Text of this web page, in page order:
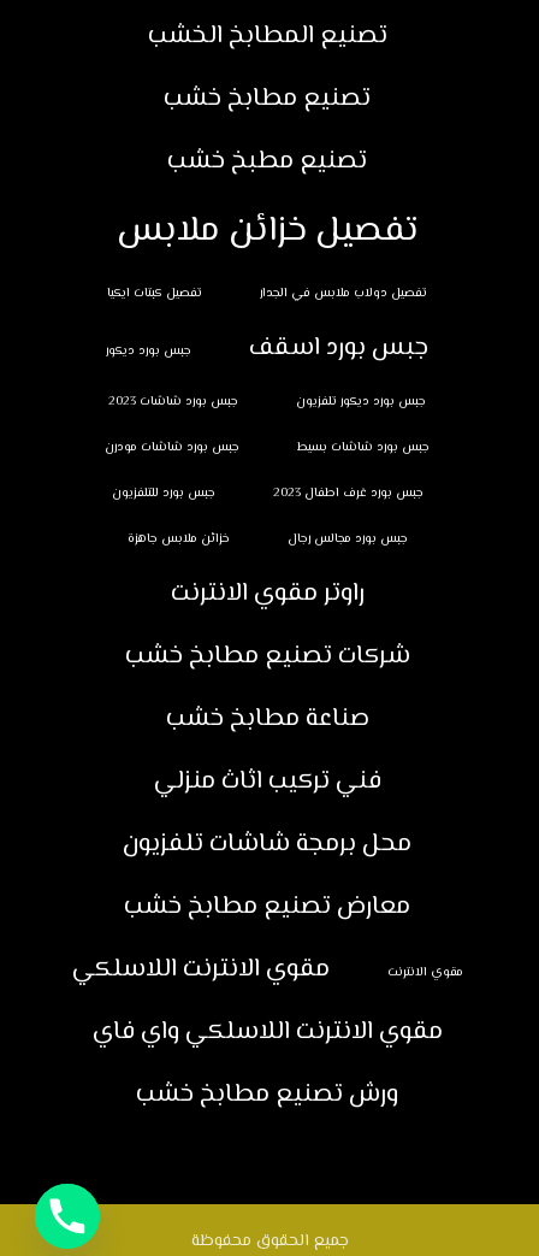
تصنيع المطابخ الخشب
تصنيع مطابخ خشب
تصنيع مطبخ خشب
تفصيل خزائن ملابس
تفصيل دولاب ملابس في الجدار تفصيل كبتات ايكيا
جبس بورد اسقف جبس بورد ديكور
جبس بورد ديكور تلفزيون جبس بورد شاشات 2023
جبس بورد شاشات بسيط جبس بورد شاشات مودرن
جبس بورد غرف اطفال 2023 جبس بورد للتلفزيون
جبس بورد مجالس رجال خزائن ملابس جاهزة
راوتر مقوي الانترنت
شركات تصنيع مطابخ خشب
صناعة مطابخ خشب
فني تركيب اثاث منزلي
محل برمجة شاشات تلفزيون
معارض تصنيع مطابخ خشب
مقوي الانترنت
مقوي الانترنت اللاسلكي
مقوي الانترنت اللاسلكي واي فاي
ورش تصنيع مطابخ خشب
جميع الحقوق محفوظة